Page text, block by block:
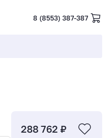
8 (8553) 387-387
288 762 ₽